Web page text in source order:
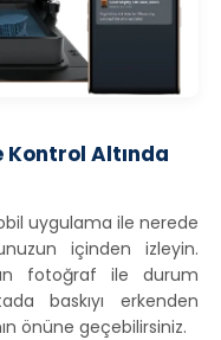
Kontrol Altında
uygulama ile nerede
içinden izleyin.
fotoğraf ile durum
baskıyı erkenden
önüne geçebilirsiniz.